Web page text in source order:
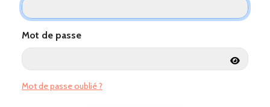
Mot de passe
Mot de passe oublié ?